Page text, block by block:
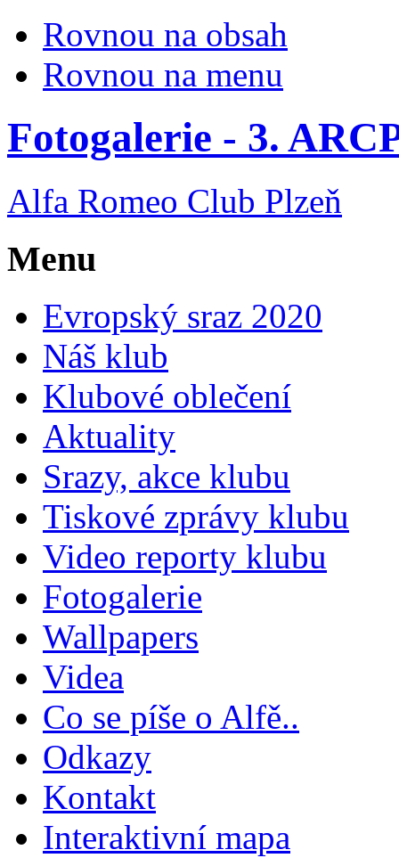
Rovnou na obsah
Rovnou na menu
Fotogalerie - 3.
Alfa Romeo Club Plzeň
Menu
Evropský sraz 2020
Náš klub
Klubové oblečení
Aktuality
Srazy, akce klubu
Tiskové zprávy klubu
Video reporty klubu
Fotogalerie
Wallpapers
Videa
Co se píše o Alfě..
Odkazy
Kontakt
Interaktivní mapa